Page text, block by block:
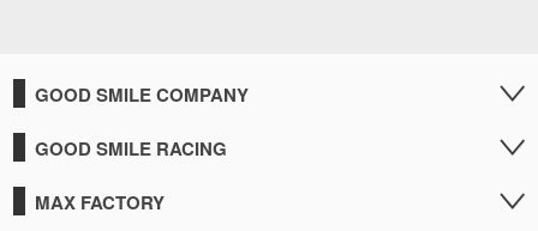
GOOD SMILE COMPANY
GOOD SMILE RACING
MAX FACTORY